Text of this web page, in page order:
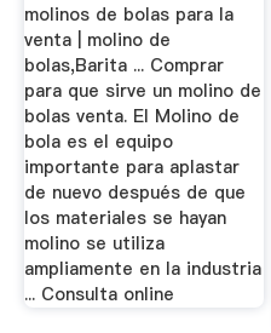
molinos de bolas para la
venta | molino de
bolas,Barita ... Comprar
para que sirve un molino de
bolas venta. El Molino de
bola es el equipo
importante para aplastar
de nuevo después de que
los materiales se hayan
molino se utiliza
ampliamente en la industria
... Consulta online